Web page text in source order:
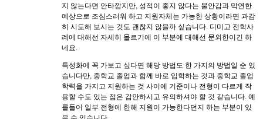
지 않는다면 안타깝지만, 성적이 좋지 않다는 불안감과 막연한
예상으로 조심스러워 하고 지원자체는 가능한 상황이라면 과감
히 시도해 보시는 것도 괜찮지 않을까 싶습니다. 디미고 전학사
례에 대해선 자세히 몰르기에 이 부분에 대해선 문외한이긴 하
네요.
특성화에 꼭 가보고 싶다면 해당 방법도 한 가지의 방법일 순 있
습니다만, 중학교 졸업과 함께 바로 입학하는 것과 중학교 졸업
학력을 가지고 지원하는 것 사이에 기준이나 전형이 다르게 작
용할 수도 있는 점은 감안하시고 유의하셔야 할 것 같습니다. 예
를들어 일부 전형에 한해 지원이 가능한다던지 하는 부분이 있